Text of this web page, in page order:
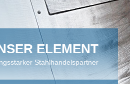
ELEMENT
Stahlhandelspartner